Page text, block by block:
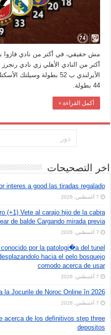
مش حقيقي، في أكتر من نادي فازوا
44 بطولة.
أكمل القراءة »
اخر التصحيحات
interes a good las tiradas regalado
7 أغسطس، 2026
(+1) Vete al carajo hijo de la cabra
de balde Cargando mirada previa
7 أغسطس، 2026
por la patologi�a del tunel
hacia el pelo bosquejo
comodo acerca de usar
7 أغسطس، 2026
la Jocurile de Noroc Online în 2026
7 أغسطس، 2026
acerca de los definitivos step three
depositos